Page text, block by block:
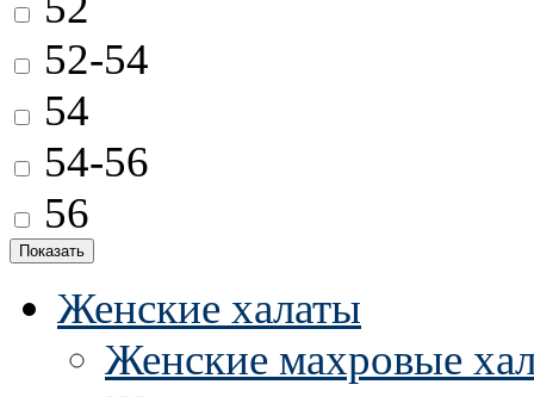
52-54
54
54-56
56
Женские халаты
Женские махровые